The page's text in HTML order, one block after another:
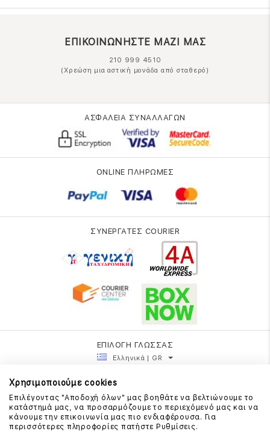
ΕΠΙΚΟΙΝΩΝΗΣΤΕ ΜΑΖΙ ΜΑΣ
210 999 4510
(Χρεώση μια αστική μονάδα από σταθερό)
ΑΣΦΑΛΕΙΑ ΣΥΝΑΛΛΑΓΩΝ
ONLINE ΠΛΗΡΩΜΕΣ
ΣΥΝΕΡΓΑΤΕΣ COURIER
ΕΠΙΛΟΓΗ ΓΛΩΣΣΑΣ
Ελληνικά | GR
Χρησιμοποιούμε cookies
Επιλέγοντας "Αποδοχή όλων" μας βοηθάτε να βελτιώνουμε το
κατάστημά μας, να προσαρμόζουμε το περιεχόμενό μας και να
κάνουμε την επικοινωνία μας πιο ενδιαφέρουσα. Για
περισσότερες πληροφορίες πατήστε Ρυθμίσεις.